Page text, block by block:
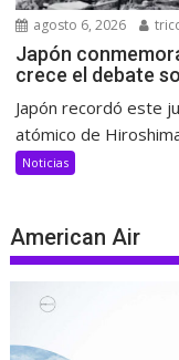
agosto 6, 2026
Japón
crece el debate
Japón recordó este
atómico de
Noticias
American Air